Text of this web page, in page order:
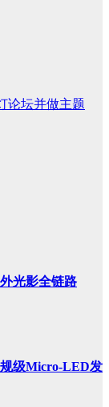
论坛并做主题
光影全链路
级Micro-LED发